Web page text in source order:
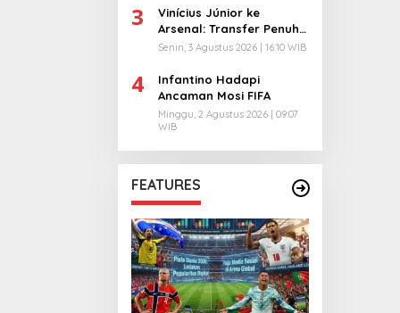
3
Vinícius Júnior ke
Arsenal: Transfer Penuh
Risiko
Senin, 3 Agustus 2026 | 16:10 WIB
4
Infantino Hadapi
Ancaman Mosi FIFA
Minggu, 2 Agustus 2026 | 09:07
WIB
FEATURES